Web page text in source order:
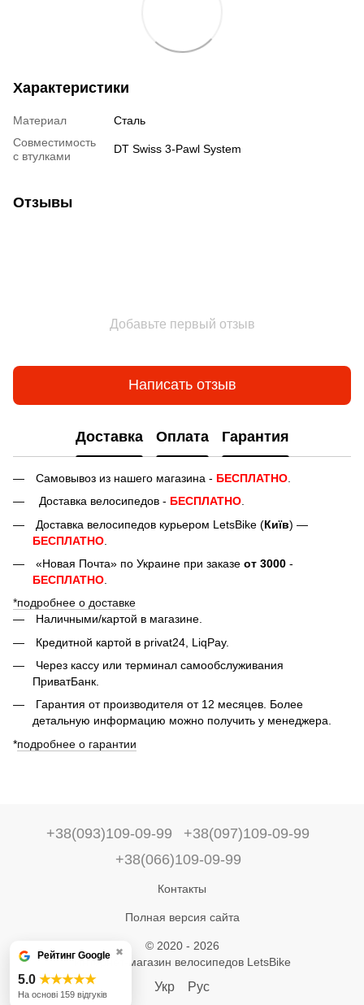
Характеристики
Материал
Сталь
Совместимость
с втулками
DT Swiss 3-Pawl System
Отзывы
Добавьте первый отзыв
Написать отзыв
Доставка Оплата Гарантия
Самовывоз из нашего магазина - БЕСПЛАТНО
Доставка велосипедов - БЕСПЛАТНО
Доставка велосипедов курьером LetsBike (Київ) —
БЕСПЛАТНО
«Новая Почта» по Украине при заказе от 3000 -
БЕСПЛАТНО
*подробнее о доставке
Наличными/картой в магазине.
Кредитной картой в privat24, LiqPay.
Через кассу или терминал самообслуживания
ПриватБанк.
Гарантия от производителя от 12 месяцев. Более
детальную информацию можно получить у менеджера.
*подробнее о гарантии
+38(093)109-09-99
+38(097)109-09-99
+38(066)109-09-99
Контакты
Полная версия сайта
© 2020 - 2026
Интернет-магазин велосипедов LetsBike
Укр Рус
✖
Рейтинг Google
5.0 ★★★★★
На основі 159 відгуків